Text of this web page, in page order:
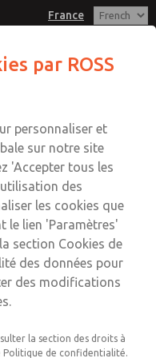
France
Connexion
Inscription
par e-mail
65-65
65-65
par ROSS
personnaliser et
sur notre site
'Accepter tous les
des
les cookies que
le lien 'Paramètres'
section Cookies de
des données pour
des modifications
la section des droits à
Politique de confidentialité.